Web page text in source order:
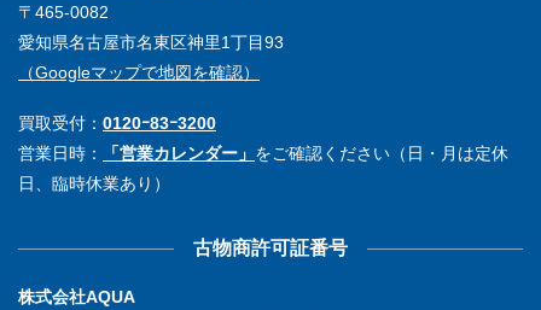
〒465-0082
愛知県名古屋市名東区神里1丁目93
（Googleマップで地図を確認）
買取受付： 0120ｰ83ｰ3200
営業日時：
「営業カレンダー」 をご確認ください（日・月は定休
日、臨時休業あり）
古物商許可証番号
株式会社AQUA